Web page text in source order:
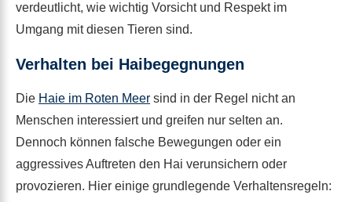
verdeutlicht, wie wichtig Vorsicht und Respekt im
Umgang mit diesen Tieren sind.
Verhalten bei Haibegegnungen
Die Haie im Roten Meer sind in der Regel nicht an
Menschen interessiert und greifen nur selten an.
Dennoch können falsche Bewegungen oder ein
aggressives Auftreten den Hai verunsichern oder
provozieren. Hier einige grundlegende Verhaltensregeln: